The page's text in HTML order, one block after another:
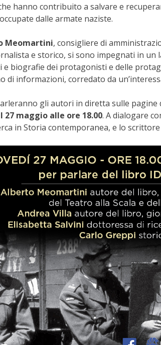
hanno contribuito a salvare e
dalle armate naziste.
Meomartini, consigliere di
e storico, si sono impegnati in un
biografie dei protagonisti e delle
di informazioni, corredato da
gli autori in diretta sulle pagine
27 maggio alle ore 18.00. A dialogare
in Storia contemporanea, e lo